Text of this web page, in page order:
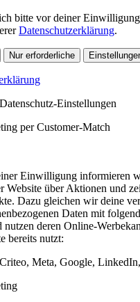
bitte vor deiner
Datenschutzerklärung.
Nur erforderliche
Einstellungen
per Customer-Match
Einwilligung informieren
Website über Aktionen und
Dazu gleichen wir deine
Daten mit
nutzen deren Online-
bereits nutzt:
Meta, Google,